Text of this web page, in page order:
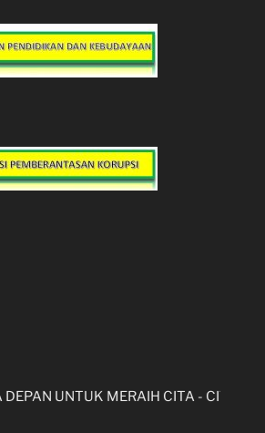
MASA DEPAN UNTUK MERAIH CITA -